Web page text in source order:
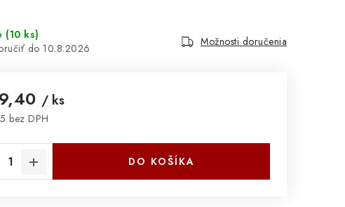
(10 ks)
10.8.2026
Možnosti doručenia
/ ks
bez DPH
DO KOŠÍKA